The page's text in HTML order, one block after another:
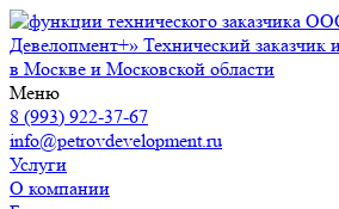
Девелопмент+» Технический заказчик
в Москве и Московской области
Меню
8 (993) 922-37-67
info@petrovdevelopment.ru
Услуги
О компании